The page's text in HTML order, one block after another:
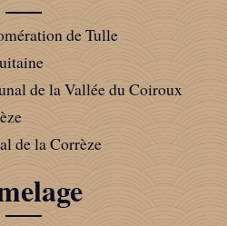
de Tulle
de la Vallée du Coiroux
de la Corrèze